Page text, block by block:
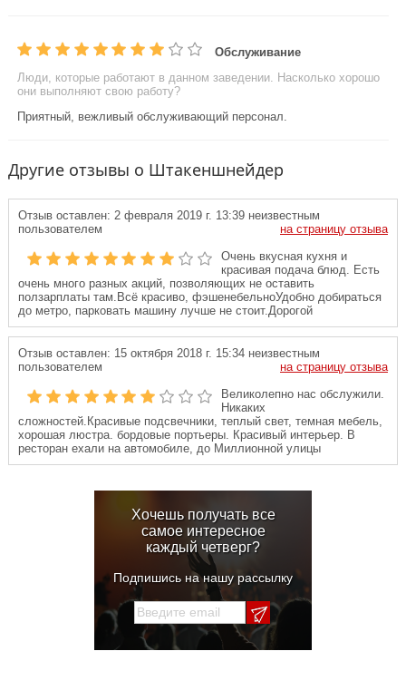
Обслуживание
Люди, которые работают в данном заведении. Насколько хорошо
они выполняют свою работу?
Приятный, вежливый обслуживающий персонал.
Другие отзывы о Штакеншнейдер
Отзыв оставлен: 2 февраля 2019 г. 13:39 неизвестным
пользователем
на страницу отзыва
Очень вкусная кухня и
красивая подача блюд. Есть
очень много разных акций, позволяющих не оставить
ползарплаты там.Всё красиво, фэшенебельноУдобно добираться
до метро, парковать машину лучше не стоит.Дорогой
Отзыв оставлен: 15 октября 2018 г. 15:34 неизвестным
пользователем
на страницу отзыва
Великолепно нас обслужили.
Никаких
сложностей.Красивые подсвечники, теплый свет, темная мебель,
хорошая люстра. бордовые портьеры. Красивый интерьер. В
ресторан ехали на автомобиле, до Миллионной улицы
Хочешь получать все
самое интересное
каждый четверг?
Подпишись на нашу рассылку